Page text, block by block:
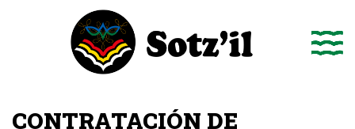
CONTRATACIÓN DE